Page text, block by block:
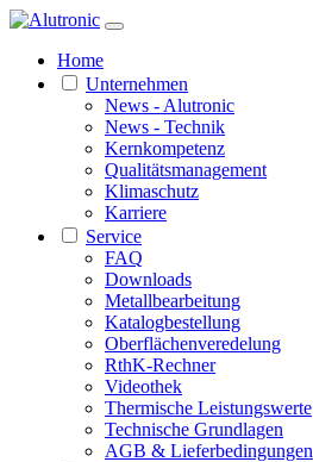
Home
Unternehmen
News - Alutronic
News - Technik
Kernkompetenz
Qualitätsmanagement
Klimaschutz
Karriere
Service
FAQ
Downloads
Metallbearbeitung
Katalogbestellung
Oberflächenveredelung
RthK-Rechner
Videothek
Thermische Leistungswerte
Technische Grundlagen
AGB & Lieferbedingungen